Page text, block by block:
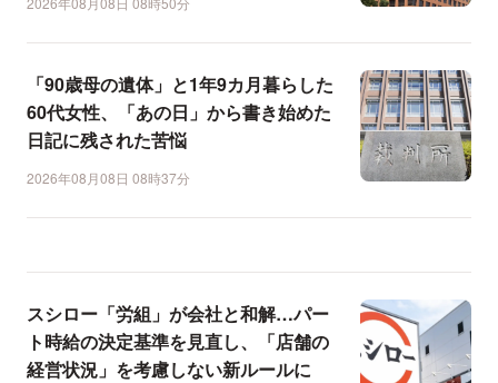
「90歳母の遺体」と1年9カ月暮らした
60代女性、「あの日」から書き始めた
日記に残された苦悩
2026年08月08日 08時37分
スシロー「労組」が会社と和解…パー
ト時給の決定基準を見直し、「店舗の
経営状況」を考慮しない新ルールに